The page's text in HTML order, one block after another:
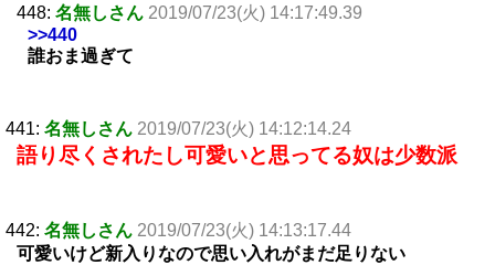
448: 名無しさん 2019/07/23(火) 14:17:49.39
>>440
誰おま過ぎて
441: 名無しさん 2019/07/23(火) 14:12:14.24
語り尽くされたし可愛いと思ってる奴は少数派
442: 名無しさん 2019/07/23(火) 14:13:17.44
可愛いけど新入りなので思い入れがまだ足りない